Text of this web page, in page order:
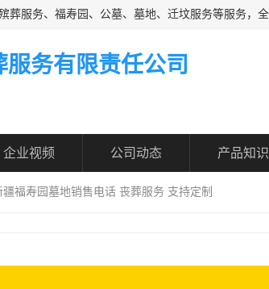
务有限责任公司
企业视频 公司动态 产品知识
疆福寿园墓地销售电话 丧葬服务 支持定制